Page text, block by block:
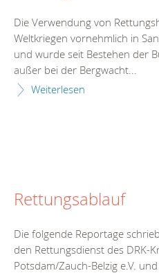
Die Verwendung von
Weltkriegen vornehmlich in
und wurde seit Bestehen der
außer bei der Bergwacht...
Weiterlesen
Rettungsablauf
Die folgende Reportage
den Rettungsdienst des DRK-
Potsdam/Zauch-Belzig e.V.